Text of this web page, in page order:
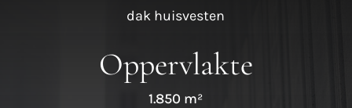
dak huisvesten
Oppervlakte
1.850 m²